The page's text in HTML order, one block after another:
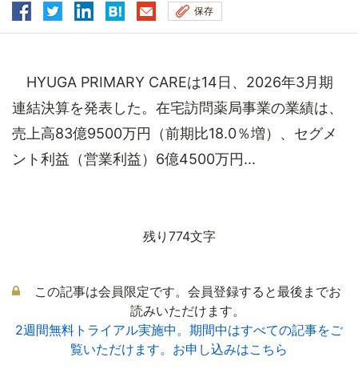
保存
HYUGA PRIMARY CAREは14日、2026年3月期
連結決算を発表した。在宅訪問薬局事業の業績は、
売上高83億9500万円（前期比18.0％増）、セグメ
ント利益（営業利益）6億4500万円...
残り774文字
この記事は会員限定です。会員登録すると最後までお
読みいただけます。
2週間無料トライアル実施中。期間中はすべての記事をご
覧いただけます。お申し込みはこちら